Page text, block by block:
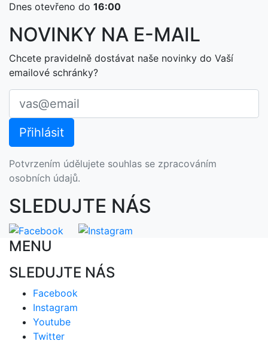
Dnes otevřeno do 16:00
NOVINKY NA E-MAIL
Chcete pravidelně dostávat naše novinky do Vaší
emailové schránky?
Potvrzením údělujete souhlas se zpracováním
osobních údajů.
SLEDUJTE NÁS
MENU
SLEDUJTE NÁS
Facebook
Instagram
Youtube
Twitter